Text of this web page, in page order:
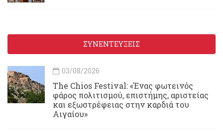
ΣΥΝΕΝΤΕΥΞΕΙΣ
03/08/2026
Τhe Chios Festival: «Ένας φωτεινός
φάρος πολιτισμού, επιστήμης, αριστείας
και εξωστρέφειας στην καρδιά του
Αιγαίου»